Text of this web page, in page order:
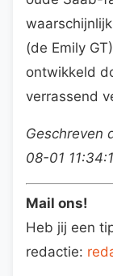
(de Emily
ontwikkeld
verrassend
Geschreven
08-01
Mail ons!
Heb jij een
redactie: